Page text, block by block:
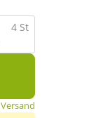
4 St
Versand